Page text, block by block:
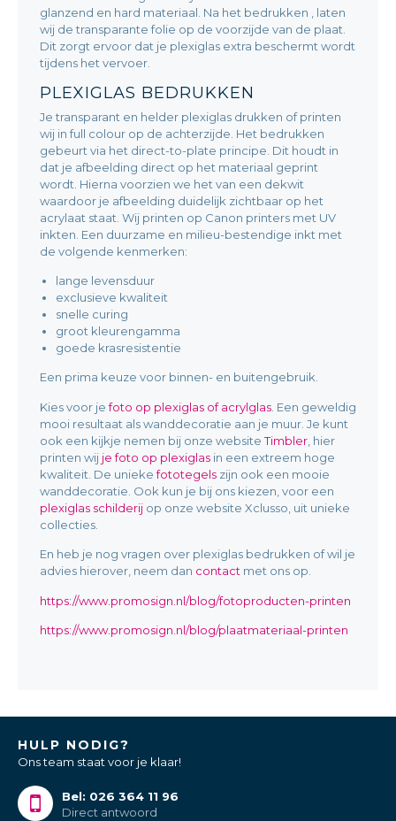
glanzend en hard materiaal. Na het bedrukken , laten
wij de transparante folie op de voorzijde van de plaat.
Dit zorgt ervoor dat je plexiglas extra beschermt wordt
tijdens het vervoer.
PLEXIGLAS BEDRUKKEN
Je transparant en helder plexiglas drukken of printen
wij in full colour op de achterzijde. Het bedrukken
gebeurt via het direct-to-plate principe. Dit houdt in
dat je afbeelding direct op het materiaal geprint
wordt. Hierna voorzien we het van een dekwit
waardoor je afbeelding duidelijk zichtbaar op het
acrylaat staat. Wij printen op Canon printers met UV
inkten. Een duurzame en milieu-bestendige inkt met
de volgende kenmerken:
lange levensduur
exclusieve kwaliteit
snelle curing
groot kleurengamma
goede krasresistentie
Een prima keuze voor binnen- en buitengebruik.
Kies voor jefoto op plexiglas of acrylglas . Een geweldig
mooi resultaat als wanddecoratie aan je muur. Je kunt
ook een kijkje nemen bij onze websiteTimbler , hier
printen wij je foto op plexiglas in een extreem hoge
kwaliteit. De uniekefototegels zijn ook een mooie
wanddecoratie. Ook kun je bij ons kiezen, voor een
plexiglas schilderij op onze website Xclusso, uit unieke
collecties.
En heb je nog vragen over plexiglas bedrukken of wil je
advies hierover, neem dan contact met ons op.
https://www.promosign.nl/blog/fotoproducten-printen
https://www.promosign.nl/blog/plaatmateriaal-printen
HULP NODIG?
Ons team staat voor je klaar!
Bel: 026 364 11 96
Direct antwoord